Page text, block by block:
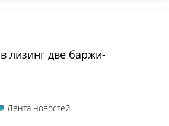
лизинг две баржи-
Лента новостей